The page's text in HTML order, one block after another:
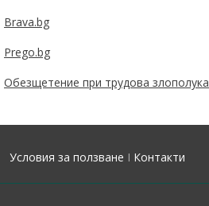
Brava.bg
Prego.bg
Обезщетение при трудова злополука
Условия за ползване I Контакти